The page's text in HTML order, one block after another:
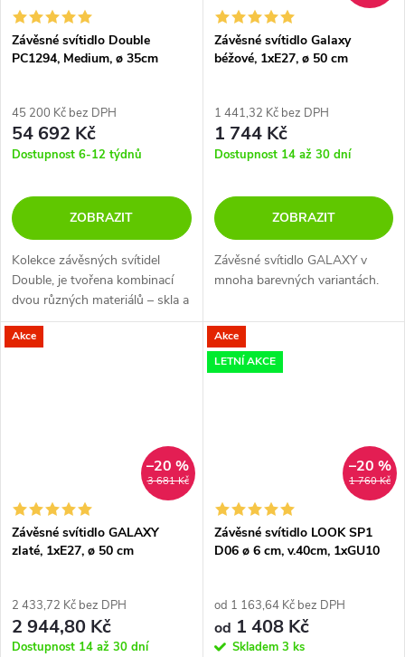
Závěsné svítidlo Double
PC1294, Medium, ø 35cm
45 200 Kč bez DPH
54 692 Kč
Dostupnost 6-12 týdnů
ZOBRAZIT
Kolekce závěsných svítidel
Double, je tvořena kombinací
dvou různých materiálů – skla a
lehkého hliníku. Tyto materiály
se dokonale doplňují, a vytváří
Závěsné svítidlo Galaxy
béžové, 1xE27, ø 50 cm
1 441,32 Kč bez DPH
1 744 Kč
Dostupnost 14 až 30 dní
ZOBRAZIT
Závěsné svítidlo GALAXY v
mnoha barevných variantách.
Akce
3 681 Kč
–20 %
Závěsné svítidlo GALAXY
zlaté, 1xE27, ø 50 cm
2 433,72 Kč bez DPH
2 944,80 Kč
Dostupnost 14 až 30 dní
Akce
LETNÍ AKCE
1 760 Kč
–20 %
Závěsné svítidlo LOOK SP1
D06 ø 6 cm, v.40cm, 1xGU10
od 1 163,64 Kč bez DPH
od 1 408 Kč
Skladem 3 ks